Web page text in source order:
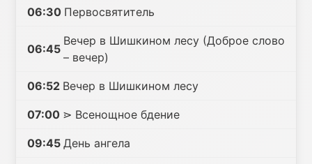
06:30 Первосвятитель
06:45
Вечер в Шишкином лесу (Доброе слово
– вечер)
06:52 Вечер в Шишкином лесу
07:00 ⋗ Всенощное бдение
09:45 День ангела